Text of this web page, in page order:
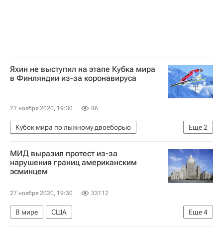
Яхин не выступил на этапе Кубка мира
в Финляндии из-за коронавируса
27 ноября 2020, 19:30 86
Еще2
Кубок мира по лыжному двоеборью
Эрнест Яхин
Спорт в условиях пандемии коронавируса
МИД выразил протест из-за
нарушения границ американским
эсминцем
27 ноября 2020, 19:30 33112
Еще4
В мире
США
Министерство иностранных дел Российской Федерации (МИД РФ)